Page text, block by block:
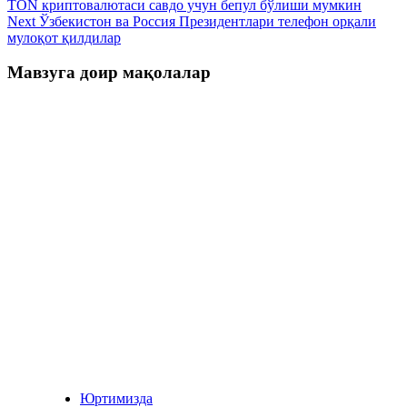
TON криптовалютаси савдо учун бепул бўлиши мумкин
Next Ўзбекистон ва Россия Президентлари телефон орқали
мулоқот қилдилар
Мавзуга доир мақолалар
Юртимизда